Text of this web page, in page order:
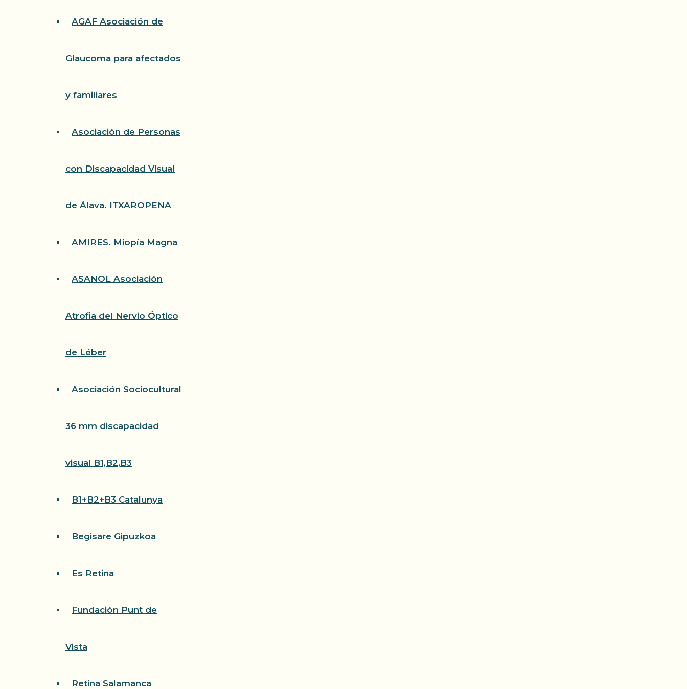
AGAF Asociación de
Glaucoma para afectados
y familiares
Asociación de Personas
con Discapacidad Visual
de Álava. ITXAROPENA
AMIRES. Miopía Magna
ASANOL Asociación
Atrofia del Nervio Óptico
de Léber
Asociación Sociocultural
36 mm discapacidad
visual B1,B2,B3
B1+B2+B3 Catalunya
Begisare Gipuzkoa
Es Retina
Fundación Punt de
Vista
Retina Salamanca